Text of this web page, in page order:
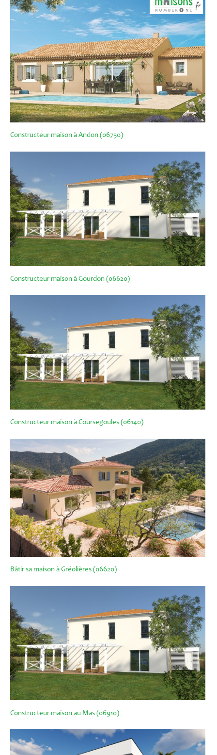
Constructeur maison à Andon (06750)
Constructeur maison à Gourdon (06620)
Constructeur maison à Coursegoules (06140)
Bâtir sa maison à Gréolières (06620)
Constructeur maison au Mas (06910)